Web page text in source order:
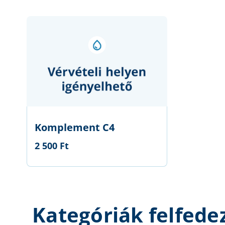
Komplement C4
2 500 Ft
Kategóriák